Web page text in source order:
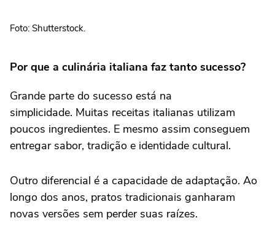
Foto: Shutterstock.
Por que a culinária italiana faz tanto sucesso?
Grande parte do sucesso está na
simplicidade. Muitas receitas italianas utilizam
poucos ingredientes. E mesmo assim conseguem
entregar sabor, tradição e identidade cultural.
Outro diferencial é a capacidade de adaptação. Ao
longo dos anos, pratos tradicionais ganharam
novas versões sem perder suas raízes.